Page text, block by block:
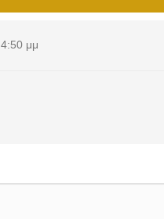
4:50 μμ